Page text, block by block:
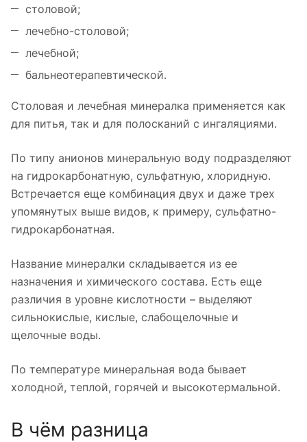
столовой;
лечебно-столовой;
лечебной;
бальнеотерапевтической.
Столовая и лечебная минералка применяется как
для питья, так и для полосканий с ингаляциями.
По типу анионов минеральную воду подразделяют
на гидрокарбонатную, сульфатную, хлоридную.
Встречается еще комбинация двух и даже трех
упомянутых выше видов, к примеру, сульфатно-
гидрокарбонатная.
Название минералки складывается из ее
назначения и химического состава. Есть еще
различия в уровне кислотности – выделяют
сильнокислые, кислые, слабощелочные и
щелочные воды.
По температуре минеральная вода бывает
холодной, теплой, горячей и высокотермальной.
В чём разница